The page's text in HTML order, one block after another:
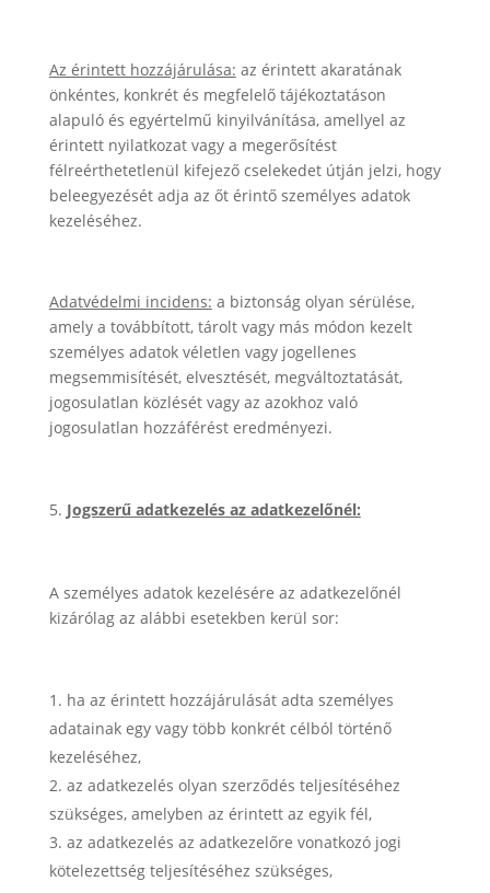
Az érintett hozzájárulása: az érintett akaratának
önkéntes, konkrét és megfelelő tájékoztatáson
alapuló és egyértelmű kinyilvánítása, amellyel az
érintett nyilatkozat vagy a megerősítést
félreérthetetlenül kifejező cselekedet útján jelzi, hogy
beleegyezését adja az őt érintő személyes adatok
kezeléséhez.
Adatvédelmi incidens: a biztonság olyan sérülése,
amely a továbbított, tárolt vagy más módon kezelt
személyes adatok véletlen vagy jogellenes
megsemmisítését, elvesztését, megváltoztatását,
jogosulatlan közlését vagy az azokhoz való
jogosulatlan hozzáférést eredményezi.
Jogszerű adatkezelés az adatkezelőnél:
A személyes adatok kezelésére az adatkezelőnél
kizárólag az alábbi esetekben kerül sor:
ha az érintett hozzájárulását adta személyes
adatainak egy vagy több konkrét célból történő
kezeléséhez,
az adatkezelés olyan szerződés teljesítéséhez
szükséges, amelyben az érintett az egyik fél,
az adatkezelés az adatkezelőre vonatkozó jogi
kötelezettség teljesítéséhez szükséges,